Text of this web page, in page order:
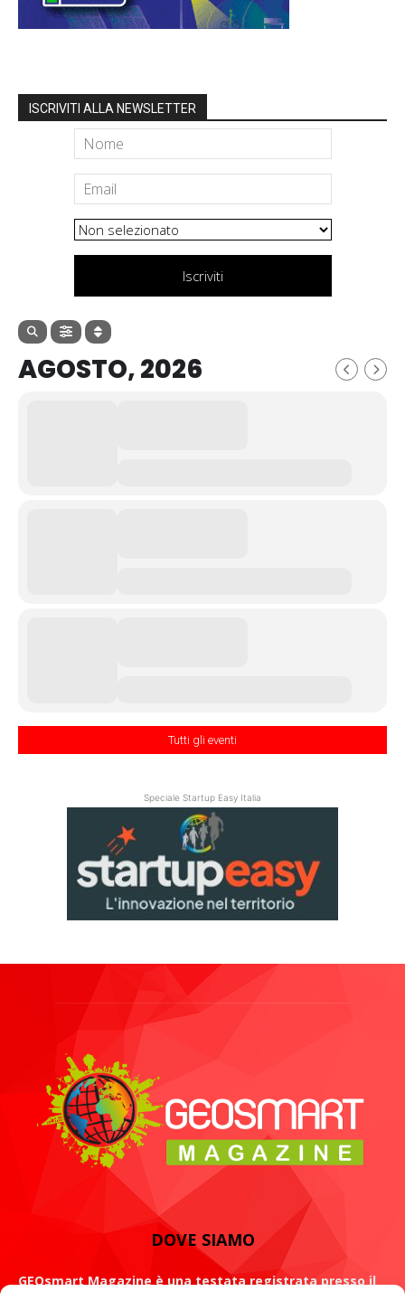
ISCRIVITI ALLA NEWSLETTER
Iscriviti
AGOSTO, 2026
Tutti gli eventi
Speciale Startup Easy Italia
DOVE SIAMO
GEOsmart Magazine è una testata registrata presso il